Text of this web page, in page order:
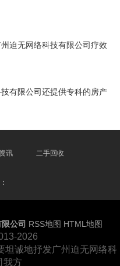
迫无网络科技有限公司疗效
有限公司还提供专科的房产
讯 二手回收
公司 RSS地图 HTML地图
2026
坦诚地抒发广州迫无网络科
我方